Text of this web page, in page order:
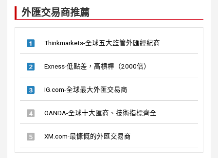
外匯交易商推薦
Thinkmarkets-全球五大監管外匯經紀商
Exness-低點差，高槓桿（2000倍）
IG.com-全球最大外匯交易商
OANDA-全球十大匯商、技術指標齊全
XM.com-最慷慨的外匯交易商